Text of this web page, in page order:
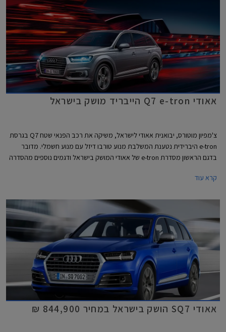
אאודי Q7 e-tron הייבריד מושק בישראל
צ'מפיון מוטורס, יבואנית אאודי לישראל, משיקה את רכב הפנאי שטח Q7 בגרסת
e-tron היברידית נטענת המשלבת מנוע טורבו דיזל עם מנוע חשמלי. מדובר
בדגם הראשון מסדרת e-tron של אאודי המושק בישראל ודגמים נוספים מהסדרה
קרא עוד
אאודי SQ7 הושק בישראל במחיר 844,900 ₪